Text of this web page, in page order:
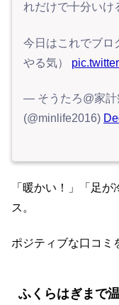
れだけで十分いけ
今日はこれでブロ
やる気）
— そうたろ@家計
(@minlife2016)
「暖かい！」「足
ス。
ポジティブな口コミ
ふくらはぎまで